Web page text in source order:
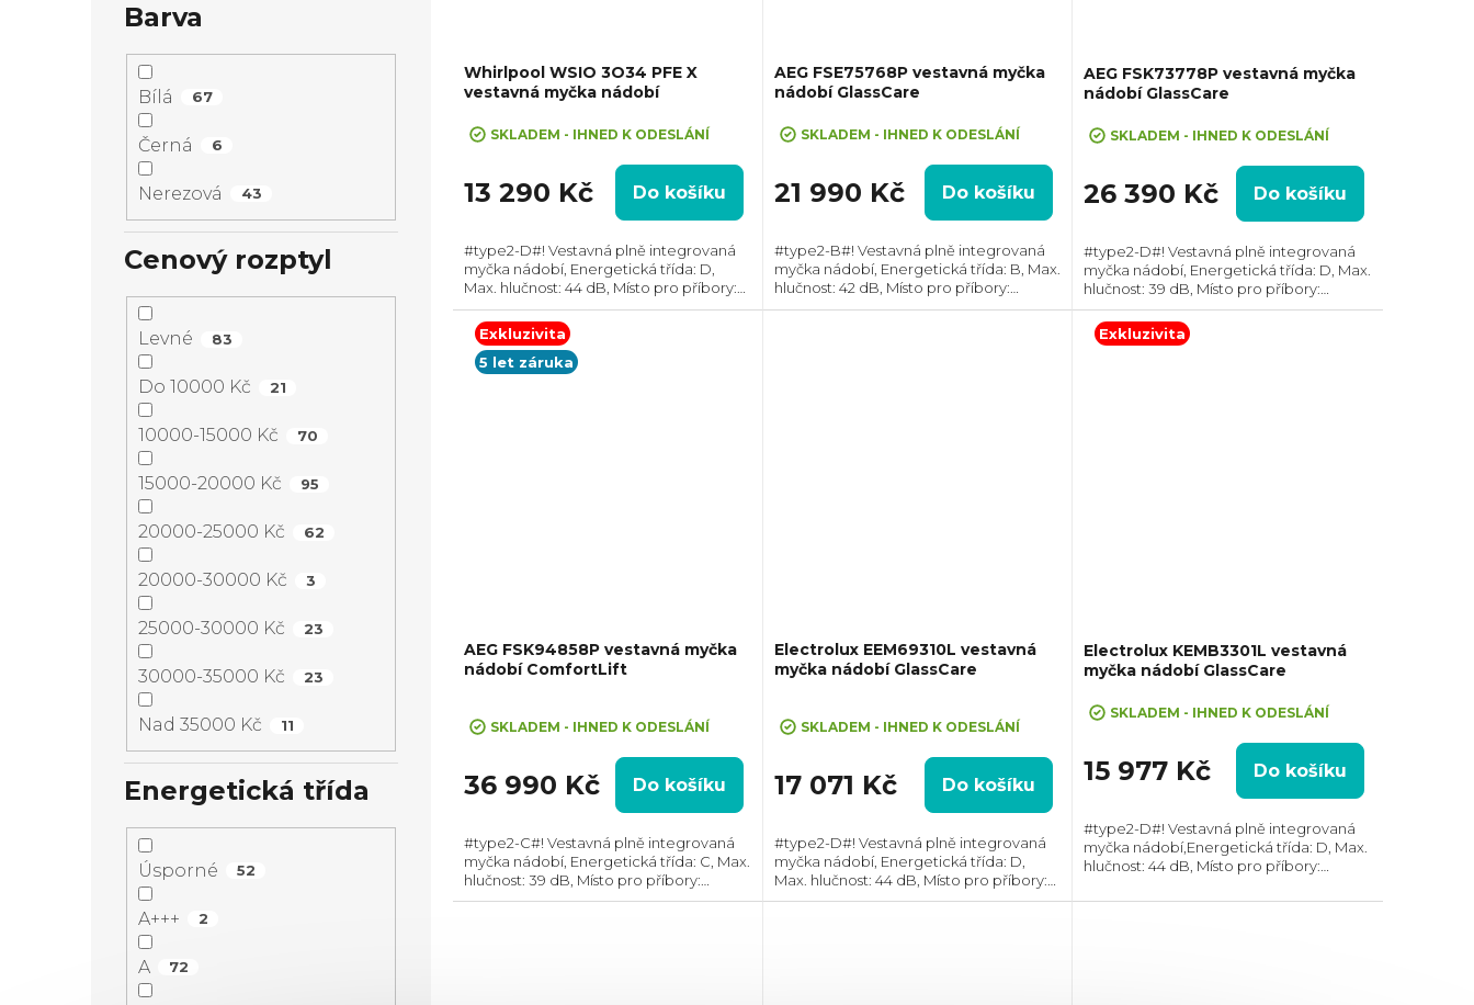
Barva
Bílá 67
Černá 6
Nerezová 43
Cenový rozptyl
Levné 83
Do 10000 Kč 21
10000-15000 Kč 70
15000-20000 Kč 95
20000-25000 Kč 62
20000-30000 Kč 3
25000-30000 Kč 23
30000-35000 Kč 23
Nad 35000 Kč 11
Energetická třída
Úsporné 52
A+++ 2
A 72
Whirlpool WSIO 3O34 PFE X
vestavná myčka nádobí
SKLADEM - IHNED K ODESLÁNÍ
13 290 Kč Do košíku
#type2-D#! Vestavná plně integrovaná
myčka nádobí, Energetická třída: D,
Max. hlučnost: 44 dB, Místo pro příbory:
Zásuvka, Počet souprav nádobí: 10,
Počet programů: 8, Spotřeba vody na
cyklus: 9...
AEG FSE75768P vestavná myčka
nádobí GlassCare
SKLADEM - IHNED K ODESLÁNÍ
21 990 Kč Do košíku
#type2-B#! Vestavná plně integrovaná
myčka nádobí, Energetická třída: B, Max.
hlučnost: 42 dB, Místo pro příbory:
Zásuvka, Počet souprav nádobí: 14,
AEG FSK73778P vestavná myčka
nádobí GlassCare
SKLADEM - IHNED K ODESLÁNÍ
26 390 Kč Do košíku
#type2-D#! Vestavná plně integrovaná
myčka nádobí, Energetická třída: D, Max.
hlučnost: 39 dB, Místo pro příbory:
Zásuvka, Počet souprav nádobí: 15, Počet
programů: 7, Spotřeba vody na cyklus:
11...
Exkluzivita
5 let záruka
AEG FSK94858P vestavná myčka
nádobí ComfortLift
hodnocení
je
5,0
5
hvězdiček.
SKLADEM - IHNED K ODESLÁNÍ
36 990 Kč Do košíku
#type2-C#! Vestavná plně integrovaná
myčka nádobí, Energetická třída: C, Max.
hlučnost: 39 dB, Místo pro příbory:
Zásuvka, Počet souprav nádobí: 14,
Electrolux EEM69310L vestavná
myčka nádobí GlassCare
hodnocení
je
5,0
5
hvězdiček.
SKLADEM - IHNED K ODESLÁNÍ
17 071 Kč Do košíku
#type2-D#! Vestavná plně integrovaná
myčka nádobí, Energetická třída: D,
Max. hlučnost: 44 dB, Místo pro příbory:
Zásuvka, Počet souprav nádobí: 15,
Exkluzivita
Electrolux KEMB3301L vestavná
myčka nádobí GlassCare
SKLADEM - IHNED K ODESLÁNÍ
15 977 Kč Do košíku
#type2-D#! Vestavná plně integrovaná
myčka nádobí,Energetická třída: D, Max.
hlučnost: 44 dB, Místo pro příbory:
Počet programů: 8, Spotřeba vody na